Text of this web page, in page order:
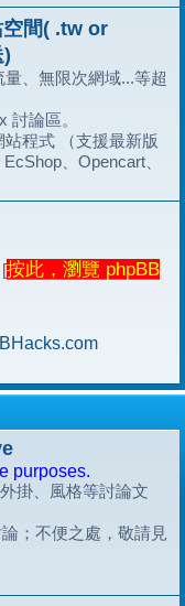
空間( .tw or
、無限次網域...等超
討論區。
程式 （支援最新版
、Opencart、
按此，瀏覽 phpBB
purposes.
掛、風格等討論文
；不便之處，敬請見